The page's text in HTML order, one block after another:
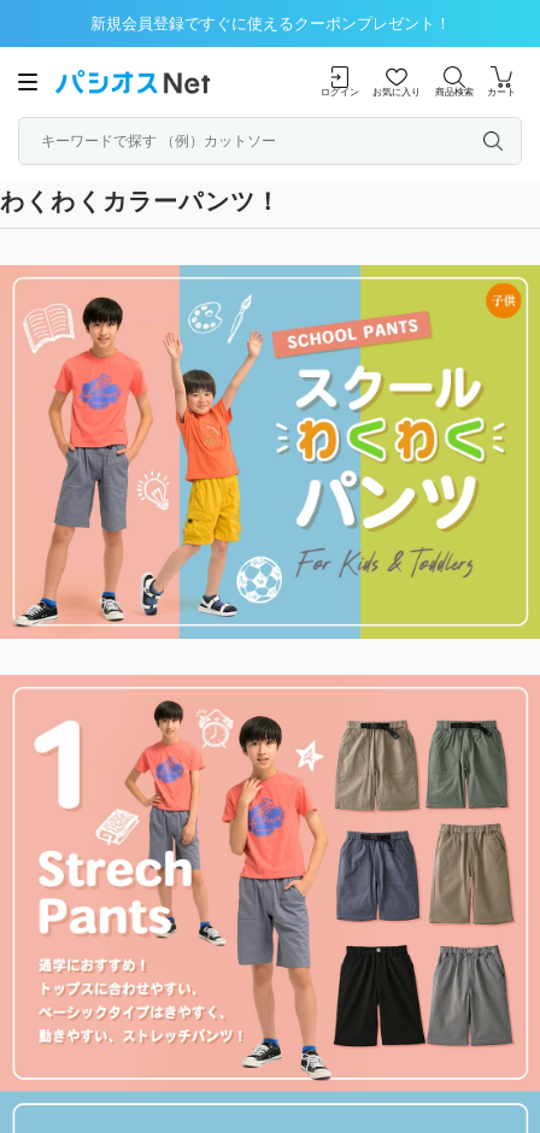
新規会員登録ですぐに使えるクーポンプレゼント！
ログイン お気に入り 商品検索 カート
わくわくカラーパンツ！